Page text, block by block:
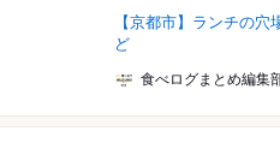
【京都市】ランチの
ど
食べログまとめ編集